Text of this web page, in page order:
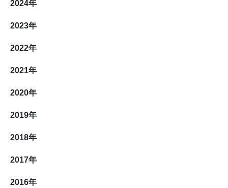
2024年
2023年
2022年
2021年
2020年
2019年
2018年
2017年
2016年